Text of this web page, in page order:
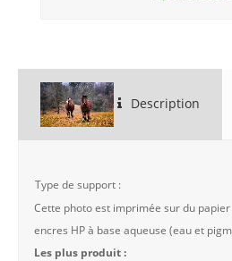
Description
Type de support :
Cette photo est imprimée sur du
encres HP à base aqueuse (eau et
Les plus produit :